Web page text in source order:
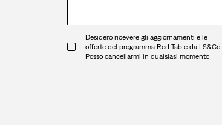
Desidero ricevere gli aggiornamenti e le
offerte del programma Red Tab e da LS&Co.
Posso cancellarmi in qualsiasi momento